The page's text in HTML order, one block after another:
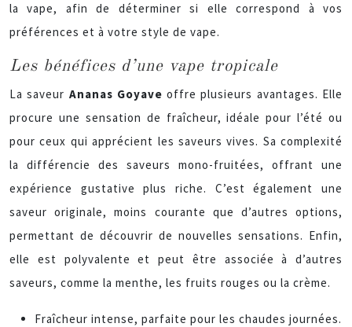
la vape, afin de déterminer si elle correspond à vos
préférences et à votre style de vape.
Les bénéfices d’une vape tropicale
La saveur Ananas Goyaveoffre plusieurs avantages. Elle
procure une sensation de fraîcheur, idéale pour l’été ou
pour ceux qui apprécient les saveurs vives. Sa complexité
la différencie des saveurs mono-fruitées, offrant une
expérience gustative plus riche. C’est également une
saveur originale, moins courante que d’autres options,
permettant de découvrir de nouvelles sensations. Enfin,
elle est polyvalente et peut être associée à d’autres
saveurs, comme la menthe, les fruits rouges ou la crème.
Fraîcheur intense, parfaite pour les chaudes journées.